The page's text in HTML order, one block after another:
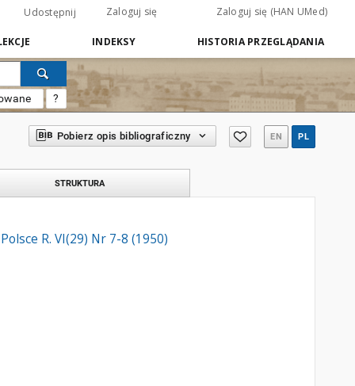
Udostępnij Zaloguj się Zaloguj się (HAN UMed)
INDEKSY HISTORIA PRZEGLĄDANIA
?
Pobierz opis bibliograficzny EN PL
STRUKTURA
R. VI(29) Nr 7-8 (1950)